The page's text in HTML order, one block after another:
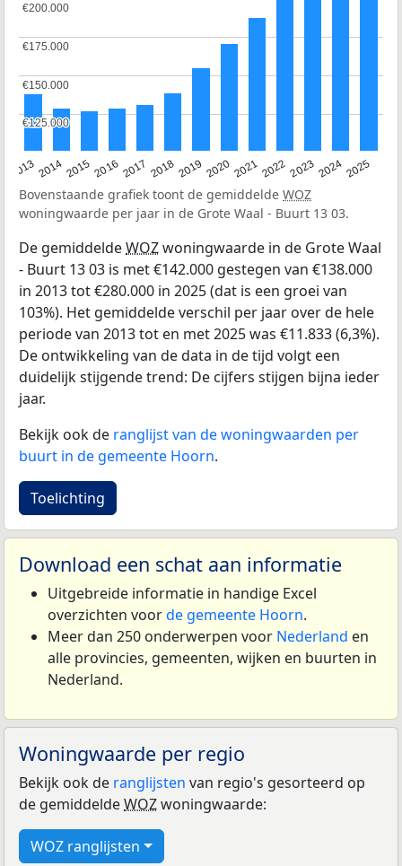
20132014201520162017 20182019 202020212022202320242025
€125.000
€125.000
€150.000
€150.000
€175.000
€175.000
€200.000
€200.000
Bovenstaande grafiek toont de gemiddelde WOZ
woningwaarde per jaar in de Grote Waal - Buurt 13 03.
De gemiddeldeWOZwoningwaarde in de Grote Waal
- Buurt 13 03 is met €142.000 gestegen van €138.000
in 2013 tot €280.000 in 2025 (dat is een groei van
103%). Het gemiddelde verschil per jaar over de hele
periode van 2013 tot en met 2025 was €11.833 (6,3%).
De ontwikkeling van de data in de tijd volgt een
duidelijk stijgende trend: De cijfers stijgen bijna ieder
jaar.
Bekijk ook de ranglijst van de woningwaarden per
buurt in de gemeente Hoorn.
Toelichting
Download een schat aan informatie
Uitgebreide informatie in handige Excel
overzichten voorde gemeente Hoorn.
Meer dan 250 onderwerpen voor Nederland en
alle provincies, gemeenten, wijken en buurten in
Nederland.
Woningwaarde per regio
Bekijk ook de ranglijsten van regio's gesorteerd op
de gemiddeldeWOZwoningwaarde:
WOZ ranglijsten